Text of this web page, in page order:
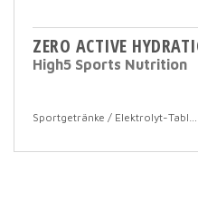
High5 Sports Nutrition
Sportgetränke / Elektrolyt-Tabletten